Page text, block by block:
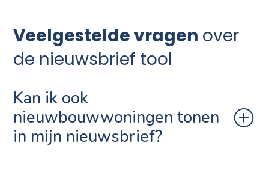
Veelgestelde vragen over
de nieuwsbrief tool
Kan ik ook
nieuwbouwwoningen tonen
in mijn nieuwsbrief?